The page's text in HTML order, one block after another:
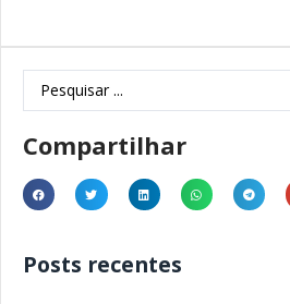
Compartilhar
Posts recentes